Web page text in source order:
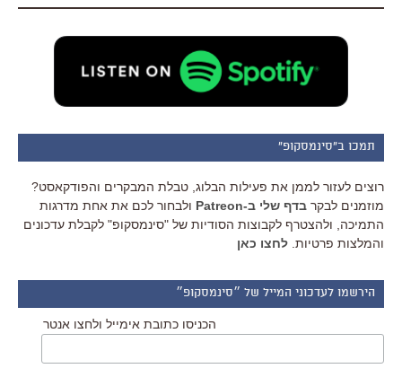
תמכו ב"סינמסקופ"
רוצים לעזור לממן את פעילות הבלוג, טבלת המבקרים והפודקאסט?
מוזמנים לבקר בדף שלי ב-Patreon
ולבחור לכם את אחת מדרגות
התמיכה, ולהצטרף לקבוצות הסודיות של "סינמסקופ" לקבלת עדכונים
והמלצות פרטיות. לחצו כאן
הירשמו לעדכוני המייל של ״סינמסקופ״
הכניסו כתובת אימייל ולחצו אנטר